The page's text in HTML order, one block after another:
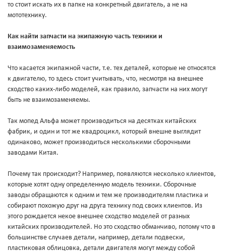
то стоит искать их в папке на конкретный двигатель, а не на
мототехнику.
Как найти запчасти на экипажную часть техники и
взаимозаменяемость
Что касается экипажной части, т.е. тех деталей, которые не относятся
к двигателю, то здесь стоит учитывать, что, несмотря на внешнее
сходство каких-либо моделей, как правило, запчасти на них могут
быть не взаимозаменяемы.
Так мопед Альфа может производиться на десятках китайских
фабрик, и один и тот же квадроцикл, который внешне выглядит
одинаково, может производиться несколькими сборочными
заводами Китая.
Почему так происходит? Например, появляются несколько клиентов,
которые хотят одну определенную модель техники. Сборочные
заводы обращаются к одним и тем же производителям пластика и
собирают похожую друг на друга технику под своих клиентов. Из
этого рождается некое внешнее сходство моделей от разных
китайских производителей. Но это сходство обманчиво, потому что в
большинстве случаев детали, например, детали подвески,
пластиковая облицовка, детали двигателя могут между собой